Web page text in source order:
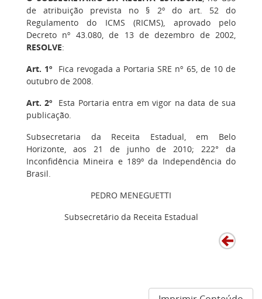
de atribuição prevista no § 2º do art. 52 do
Regulamento do ICMS (RICMS), aprovado pelo
Decreto nº 43.080, de 13 de dezembro de 2002,
RESOLVE:
Art. 1º Fica revogada a Portaria SRE nº 65, de 10 de
outubro de 2008.
Art. 2º Esta Portaria entra em vigor na data de sua
publicação.
Subsecretaria da Receita Estadual, em Belo
Horizonte, aos 21 de junho de 2010; 222° da
Inconfidência Mineira e 189º da Independência do
Brasil.
PEDRO MENEGUETTI
Subsecretário da Receita Estadual